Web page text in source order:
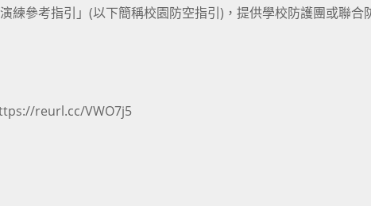
練參考指引」(以下簡稱校園防空指引)，提供學校防護團或聯合
reurl.cc/VWO7j5